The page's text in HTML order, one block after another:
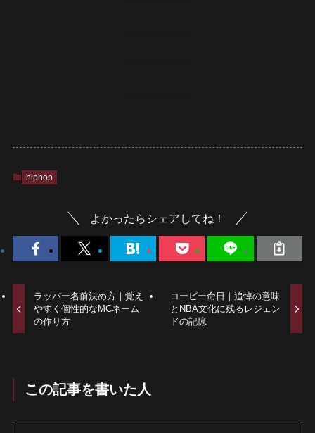
hiphop
よかったらシェアしてね！
ラッパー名前決め方｜覚え
やすく個性的なMCネーム
の作り方
コービー命日｜追悼の意味
とNBA文化に残るレジェン
ドの記憶
この記事を書いた人